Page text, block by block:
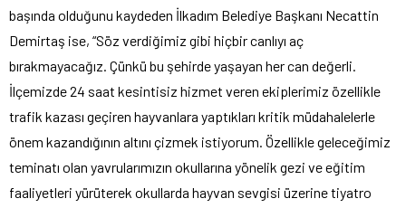
başında olduğunu kaydeden İlkadım Belediye Başkanı Necattin
Demirtaş ise, “Söz verdiğimiz gibi hiçbir canlıyı aç
bırakmayacağız. Çünkü bu şehirde yaşayan her can değerli.
İlçemizde 24 saat kesintisiz hizmet veren ekiplerimiz özellikle
trafik kazası geçiren hayvanlara yaptıkları kritik müdahalelerle
önem kazandığının altını çizmek istiyorum. Özellikle geleceğimiz
teminatı olan yavrularımızın okullarına yönelik gezi ve eğitim
faaliyetleri yürüterek okullarda hayvan sevgisi üzerine tiyatro